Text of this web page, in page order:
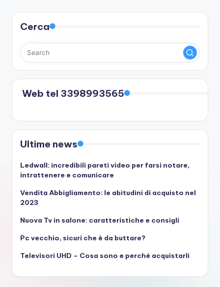
Cerca
Web tel 3398993565
Ultime news
Ledwall: incredibili pareti video per farsi notare,
intrattenere e comunicare
Vendita Abbigliamento: le abitudini di acquisto nel
2023
Nuova Tv in salone: caratteristiche e consigli
Pc vecchio, sicuri che è da buttare?
Televisori UHD – Cosa sono e perché acquistarli